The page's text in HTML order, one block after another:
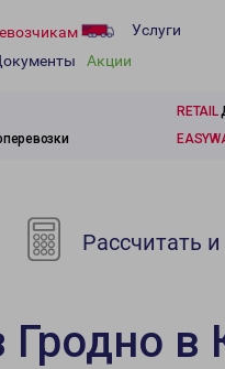
Услуги
Акции
RETAIL
Рассчитать
Гродно в